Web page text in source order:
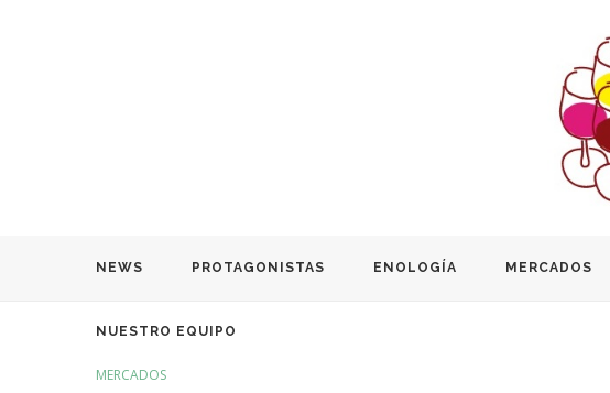
NEWS PROTAGONISTAS ENOLOGÍA MERCADOS
NUESTRO EQUIPO
MERCADOS